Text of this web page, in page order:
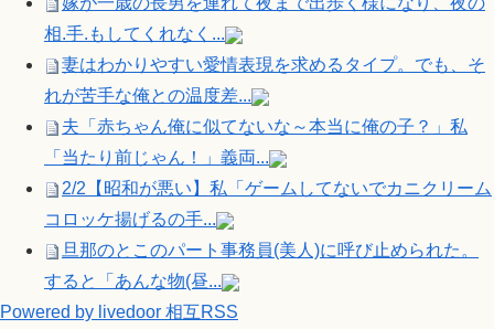
相.手.もしてくれなく...
妻はわかりやすい愛情表現を求めるタイプ。でも、そ
れが苦手な俺との温度差...
夫「赤ちゃん俺に似てないな～本当に俺の子？」私
「当たり前じゃん！」義両...
2/2【昭和が悪い】私「ゲームしてないでカニクリーム
コロッケ揚げるの手...
旦那のとこのパート事務員(美人)に呼び止められた。
すると「あんな物(昼...
Powered by livedoor 相互RSS